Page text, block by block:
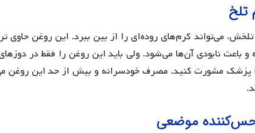
تلخ
می‌تواند کرم‌های روده‌ای را از بین ببرد. این روغن حاوی
باعث نابودی آن‌ها می‌شود. ولی باید این روغن را فقط در
پزشک مشورت کنید. مصرف خودسرانه و بیش از حد این روغن
موضعی